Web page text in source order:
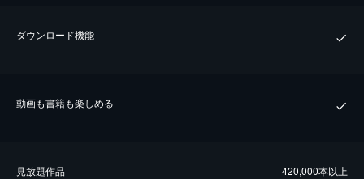
ダウンロード機能
動画も書籍も楽しめる
⾒放題作品 420,000本以上